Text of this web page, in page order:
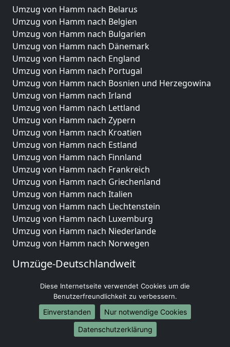
Umzug von Hamm nach Belarus
Umzug von Hamm nach Belgien
Umzug von Hamm nach Bulgarien
Umzug von Hamm nach Dänemark
Umzug von Hamm nach England
Umzug von Hamm nach Portugal
Umzug von Hamm nach Bosnien und Herzegowina
Umzug von Hamm nach Irland
Umzug von Hamm nach Lettland
Umzug von Hamm nach Zypern
Umzug von Hamm nach Kroatien
Umzug von Hamm nach Estland
Umzug von Hamm nach Finnland
Umzug von Hamm nach Frankreich
Umzug von Hamm nach Griechenland
Umzug von Hamm nach Italien
Umzug von Hamm nach Liechtenstein
Umzug von Hamm nach Luxemburg
Umzug von Hamm nach Niederlande
Umzug von Hamm nach Norwegen
Umzüge-Deutschlandweit
Umzug von Hamm nach Hamburg
Umzug von Hamm nach München
Umzug von Hamm nach Köln
Umzug von Hamm nach Frankfurt am Main
Diese Internetseite verwendet Cookies um die
Benutzerfreundlichkeit zu verbessern.
Einverstanden
Nur notwendige Cookies
Datenschutzerklärung